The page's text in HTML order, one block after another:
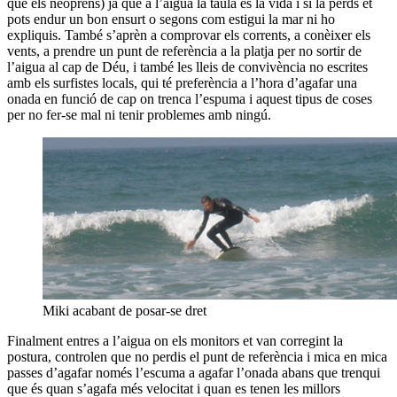
pots endur un bon ensurt o segons com estigui la mar ni ho
expliquis. També s’aprèn a comprovar els corrents, a conèixer els
vents, a prendre un punt de referència a la platja per no sortir de
l’aigua al cap de Déu, i també les lleis de convivència no escrites
amb els surfistes locals, qui té preferència a l’hora d’agafar una
onada en funció de cap on trenca l’espuma i aquest tipus de coses
per no fer-se mal ni tenir problemes amb ningú.
Miki acabant de posar-se dret
Finalment entres a l’aigua on els monitors et van corregint la
postura, controlen que no perdis el punt de referència i mica en mica
passes d’agafar només l’escuma a agafar l’onada abans que trenqui
que és quan s’agafa més velocitat i quan es tenen les millors